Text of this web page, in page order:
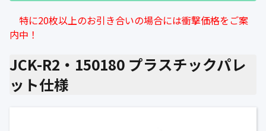
特に20枚以上のお引き合いの場合には衝撃価格をご案
内中！
JCK-R2・150180 プラスチックパレ
ット仕様